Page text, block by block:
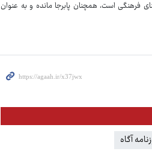
فرهنگی است، همچنان پابرجا مانده و به عنوان
آگاه